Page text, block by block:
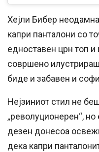
Хејли Бибер
капри панталони со
едноставен црн топ
совршено
биде и забавен и
Нејзиниот стил не
„револуционерен“,
дезен донесоа
дека капри